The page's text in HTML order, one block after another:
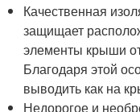
Качественная
защищает
элементы крыши
Благодаря этой
выводить как на
Недорогое и